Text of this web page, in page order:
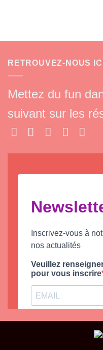
RETROUVEZ-NOUS ICI
Mettez du fun
suivant sur les